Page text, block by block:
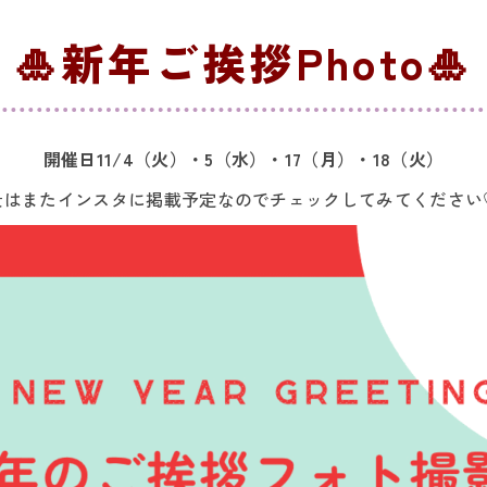
🎍新年ご挨拶Photo🎍
開催日11/4（火）・5（水）・17（月）・18（火）
またインスタに掲載予定なのでチェックしてみてくださ